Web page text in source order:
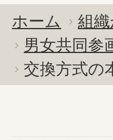
ホーム 組
男女共同参
交換方式の